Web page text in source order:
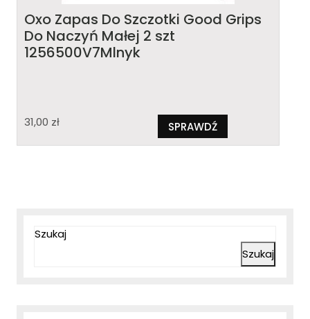
Oxo Zapas Do Szczotki Good Grips
Do Naczyń Małej 2 szt
1256500V7Mlnyk
31,00 zł SPRAWDŹ
Szukaj
Szukaj